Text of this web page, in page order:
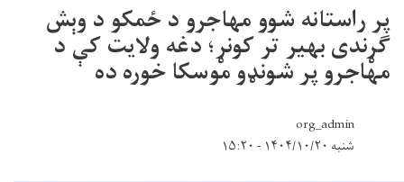
پر راستانه شوو مهاجرو د ځمکو د وېش
ګړندی بهیر تر کونړ؛ دغه ولایت کې د
مهاجرو پر شونډو موسکا خوره ده
org_admin
شنبه ۱۴۰۴/۱۰/۲۰ - ۱۵:۲۰